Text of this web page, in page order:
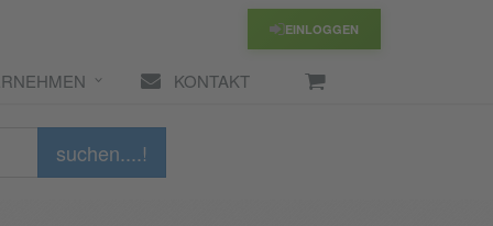
EINLOGGEN
KONTAKT
suchen....!